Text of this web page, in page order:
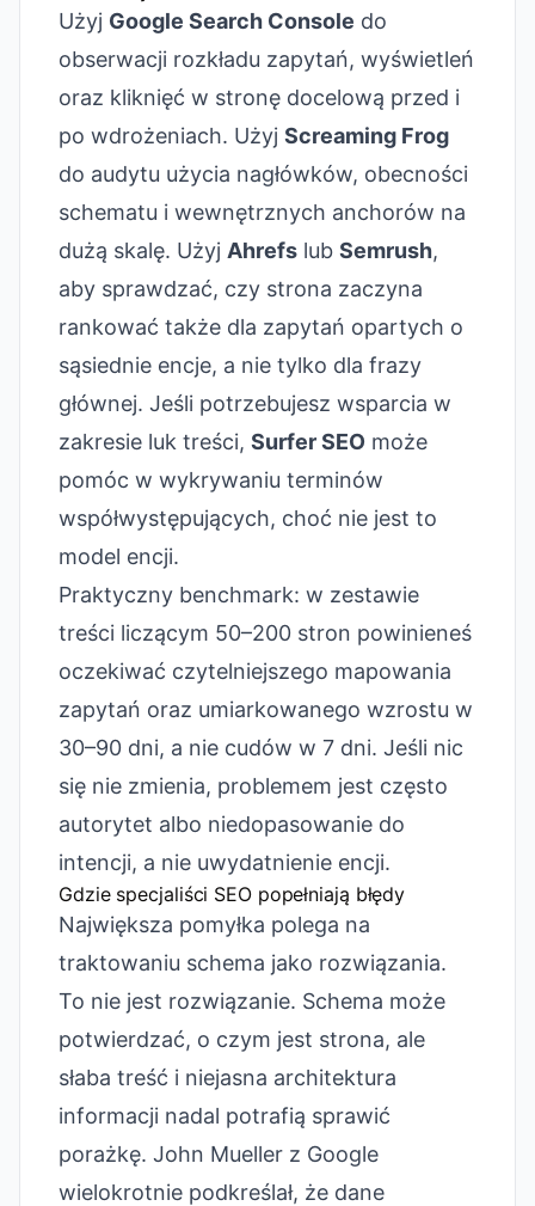
Użyj Google Search Console do
obserwacji rozkładu zapytań, wyświetleń
oraz kliknięć w stronę docelową przed i
po wdrożeniach. Użyj Screaming Frog
do audytu użycia nagłówków, obecności
schematu i wewnętrznych anchorów na
dużą skalę. Użyj Ahrefs lub Semrush,
aby sprawdzać, czy strona zaczyna
rankować także dla zapytań opartych o
sąsiednie encje, a nie tylko dla frazy
głównej. Jeśli potrzebujesz wsparcia w
zakresie luk treści, Surfer SEO może
pomóc w wykrywaniu terminów
współwystępujących, choć nie jest to
model encji.
Praktyczny benchmark: w zestawie
treści liczącym 50–200 stron powinieneś
oczekiwać czytelniejszego mapowania
zapytań oraz umiarkowanego wzrostu w
30–90 dni, a nie cudów w 7 dni. Jeśli nic
się nie zmienia, problemem jest często
autorytet albo niedopasowanie do
intencji, a nie uwydatnienie encji.
Gdzie specjaliści SEO popełniają błędy
Największa pomyłka polega na
traktowaniu schema jako rozwiązania.
To nie jest rozwiązanie. Schema może
potwierdzać, o czym jest strona, ale
słaba treść i niejasna architektura
informacji nadal potrafią sprawić
porażkę. John Mueller z Google
wielokrotnie podkreślał, że dane